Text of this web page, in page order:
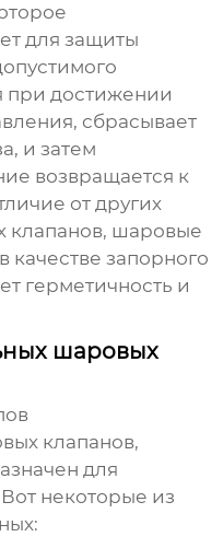
для защиты
при достижении
сбрасывает
и затем
возвращается к
от других
клапанов, шаровые
качестве запорного
герметичность и
шаровых
клапанов,
для
некоторые из